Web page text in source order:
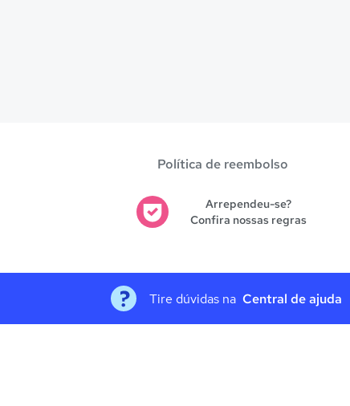
Política de reembolso
Arrependeu-se?
Confira nossas regras
Tire dúvidas na Central de ajuda